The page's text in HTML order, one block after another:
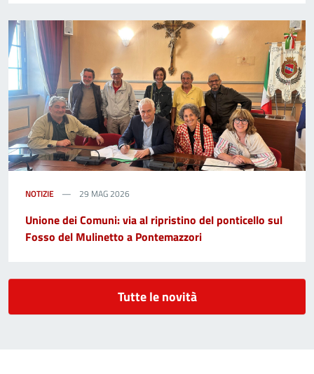
NOTIZIE 29 MAG 2026
Unione dei Comuni: via al ripristino del ponticello sul
Fosso del Mulinetto a Pontemazzori
Tutte le novità